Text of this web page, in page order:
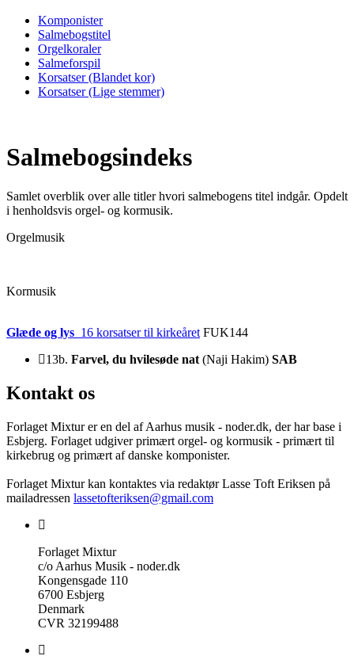
Komponister
Salmebogstitel
Orgelkoraler
Salmeforspil
Korsatser (Blandet kor)
Korsatser (Lige stemmer)
Salmebogsindeks
Samlet overblik over alle titler hvori salmebogens titel indgår. Opdelt
i henholdsvis orgel- og kormusik.
Orgelmusik
Kormusik
Glæde og lys 16 korsatser til kirkeåret FUK144
13b. Farvel, du hvilesøde nat (Naji Hakim) SAB
Kontakt os
Forlaget Mixtur er en del af Aarhus musik - noder.dk, der har base i
Esbjerg. Forlaget udgiver primært orgel- og kormusik - primært til
kirkebrug og primært af danske komponister.
Forlaget Mixtur kan kontaktes via redaktør Lasse Toft Eriksen på
mailadressen lassetofteriksen@gmail.com
Forlaget Mixtur
c/o Aarhus Musik - noder.dk
Kongensgade 110
6700 Esbjerg
Denmark
CVR 32199488